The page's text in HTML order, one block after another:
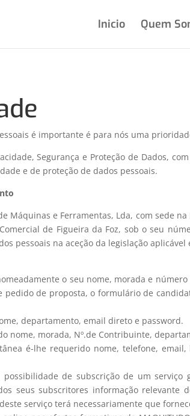
Inicio Quem
é importante é para nós uma
Segurança e Proteção de Dados,
e de proteção de dados pessoais.
Máquinas e Ferramentas, Lda, com sede
de Figueira da Foz, sob o seu
pessoais na aceção da legislação
o seu nome, morada e
de proposta, o formulário de
departamento, email direto e password.
nome, morada, Nº.de Contribuinte,
é-lhe requerido nome, telefone,
possibilidade de subscrição de um
seus subscritores informação relevante
serviço terá necessariamente que